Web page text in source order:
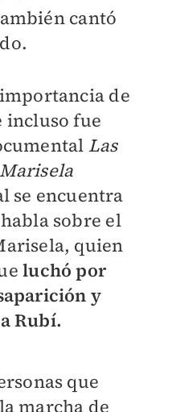
cantó
de
incluso fue
Las
se encuentra
sobre el
quien
luchó por
y
Rubí.
que
marcha de